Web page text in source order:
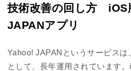
技術改善の回し方 iOS
JAPANアプリ
Yahoo! JAPANというサービスは
として、長年運用されています